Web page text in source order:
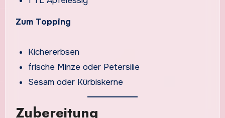
Zum Topping
Kichererbsen
frische Minze oder Petersilie
Sesam oder Kürbiskerne
Zubereitung